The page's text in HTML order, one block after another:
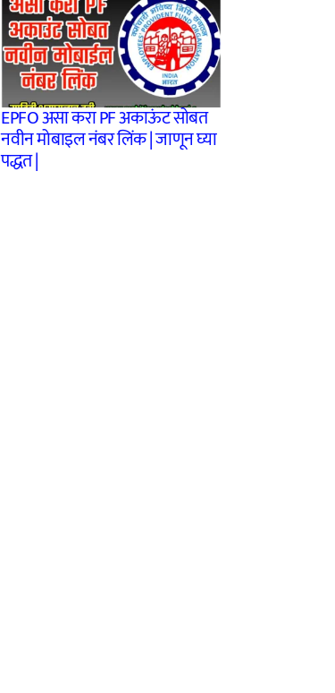
EPFO असा करा PF अकाऊंट सोबत
नवीन मोबाइल नंबर लिंक | जाणून घ्या
पद्धत |